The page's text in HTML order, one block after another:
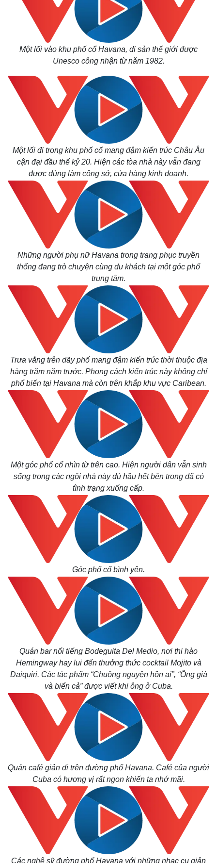
Bất động sản
Khởi nghiệp
Thị trường
Giá vàng
Tiêu dùng
Tỷ giá
Chứng khoán
Giá cà phê
Một lối vào khu phố cổ Havana, di sản thế giới được
Unesco công nhận từ năm 1982.
Một lối đi trong khu phố cổ mang đậm kiến trúc Châu Âu
cận đại đầu thế kỷ 20. Hiện các tòa nhà này vẫn đang
được dùng làm công sở, cửa hàng kinh doanh.
Những người phụ nữ Havana trong trang phục truyền
thống đang trò chuyện cùng du khách tại một góc phố
trung tâm.
Trưa vắng trên dãy phố mang đậm kiến trúc thời thuộc địa
hàng trăm năm trước. Phong cách kiến trúc này không chỉ
phổ biến tại Havana mà còn trên khắp khu vực Caribean.
Một góc phố cổ nhìn từ trên cao. Hiện người dân vẫn sinh
sống trong các ngôi nhà này dù hầu hết bên trong đã có
tình trạng xuống cấp.
Góc phố cổ bình yên.
Quán bar nổi tiếng Bodeguita Del Medio, nơi thi hào
Hemingway hay lui đến thưởng thức cocktail Mojito và
Daiquiri. Các tác phẩm “Chuông nguyện hồn ai”, “Ông già
và biển cả” được viết khi ông ở Cuba.
Quán café giản dị trên đường phố Havana. Café của người
Cuba có hương vị rất ngon khiến ta nhớ mãi.
Các nghệ sỹ đường phố Havana với những nhạc cụ giản